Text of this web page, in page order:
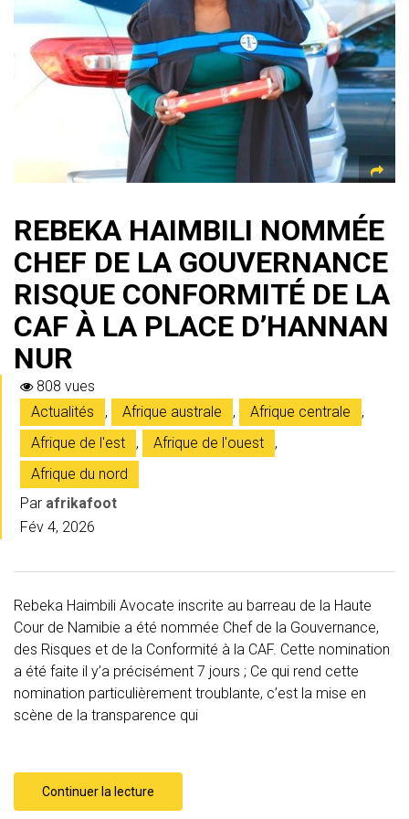
p
p
m ok
e
REBEKA HAIMBILI NOMMÉE
CHEF DE LA GOUVERNANCE
RISQUE CONFORMITÉ DE LA
CAF À LA PLACE D’HANNAN
NUR
808 vues
Actualités
, Afrique australe , Afrique centrale
,
Afrique de l'est
, Afrique de l'ouest
,
Afrique du nord
Par afrikafoot
Fév 4, 2026
Rebeka Haimbili Avocate inscrite au barreau de la Haute
Cour de Namibie a été nommée Chef de la Gouvernance,
des Risques et de la Conformité à la CAF. Cette nomination
a été faite il y’a précisément 7 jours ; Ce qui rend cette
nomination particulièrement troublante, c’est la mise en
scène de la transparence qui
Continuer la lecture